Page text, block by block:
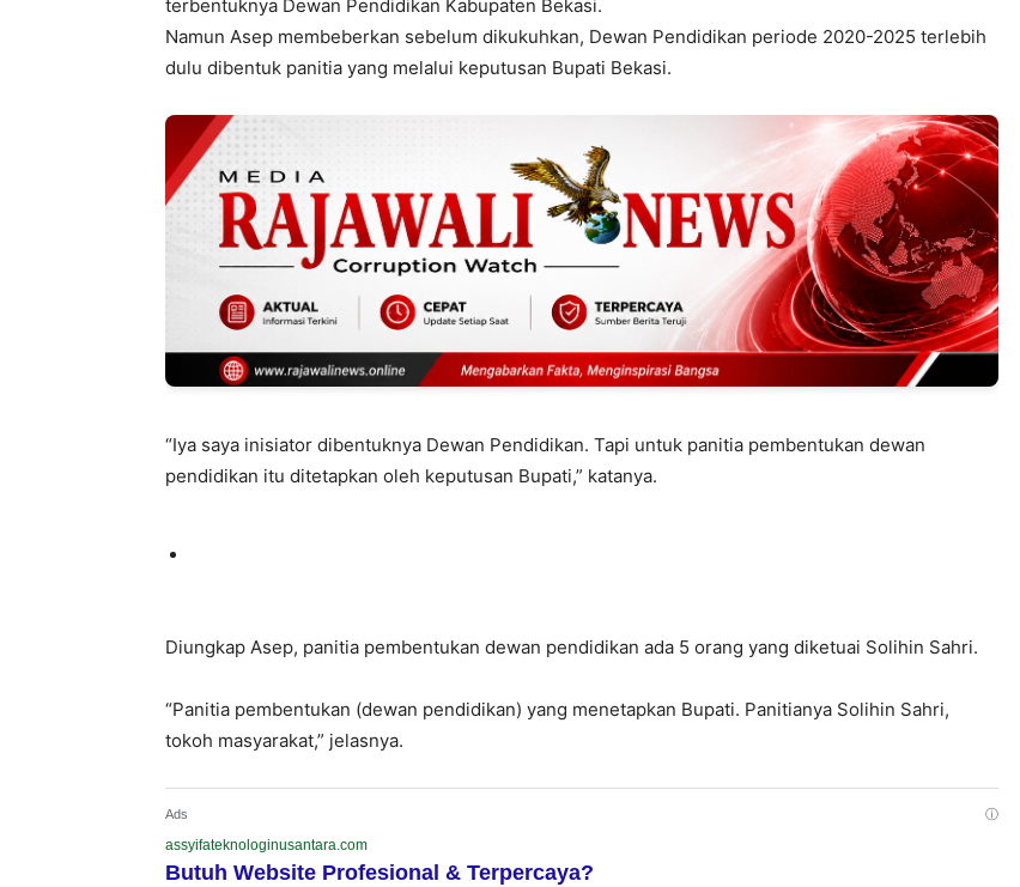
terbentuknya Dewan Pendidikan Kabupaten Bekasi.
Namun Asep membeberkan sebelum dikukuhkan, Dewan Pendidikan periode 2020-2025 terlebih
dulu dibentuk panitia yang melalui keputusan Bupati Bekasi.
“Iya saya inisiator dibentuknya Dewan Pendidikan. Tapi untuk panitia pembentukan dewan
pendidikan itu ditetapkan oleh keputusan Bupati,” katanya.
Diungkap Asep, panitia pembentukan dewan pendidikan ada 5 orang yang diketuai Solihin Sahri.
“Panitia pembentukan (dewan pendidikan) yang menetapkan Bupati. Panitianya Solihin Sahri,
tokoh masyarakat,” jelasnya.
Ads ⓘ
assyifateknologinusantara.com
Butuh Website Profesional & Terpercaya?